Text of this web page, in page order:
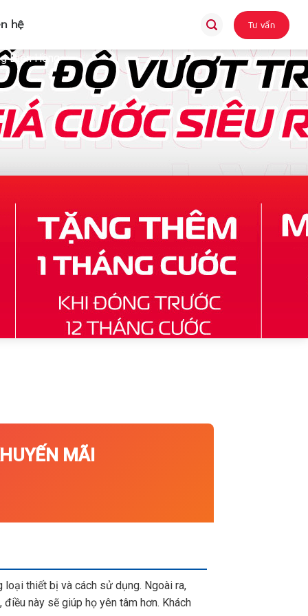
hệ Tư vấn
Diên Hồng
MÃI
thiết bị và cách sử dụng. Ngoài ra,
này sẽ giúp họ yên tâm hơn. Khách